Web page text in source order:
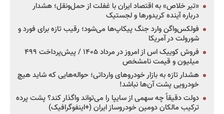
«تیر خلاص» به اقتصاد ایران با غفلت از حمل‌ونقل؛ هشدار
درباره آینده کریدورها و لجستیک
فولکس‌واگن وارد جنگ پیکاپ‌ها می‌شود؛ رقیب تازه برای فورد و
شورولت در آمریکا
فروش کوییک اس از امروز در مرداد ۱۴۰۵ / پیش‌پرداخت ۴۹۹
میلیون و قیمت نامشخص
هشدار تازه به بازار خودروهای وارداتی؛ حواله‌هایی که شاید هیچ
خودرویی پشت آن‌ها نباشد!
دولت دقیقاً چه سهمی از سایپا را می‌تواند واگذار کند؟ پشت پرده
ترکیب مالکان دومین خودروساز ایران (+اینفوگرافیک)